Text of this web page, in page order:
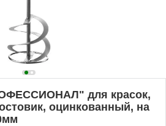
для красок,
оцинкованный, на